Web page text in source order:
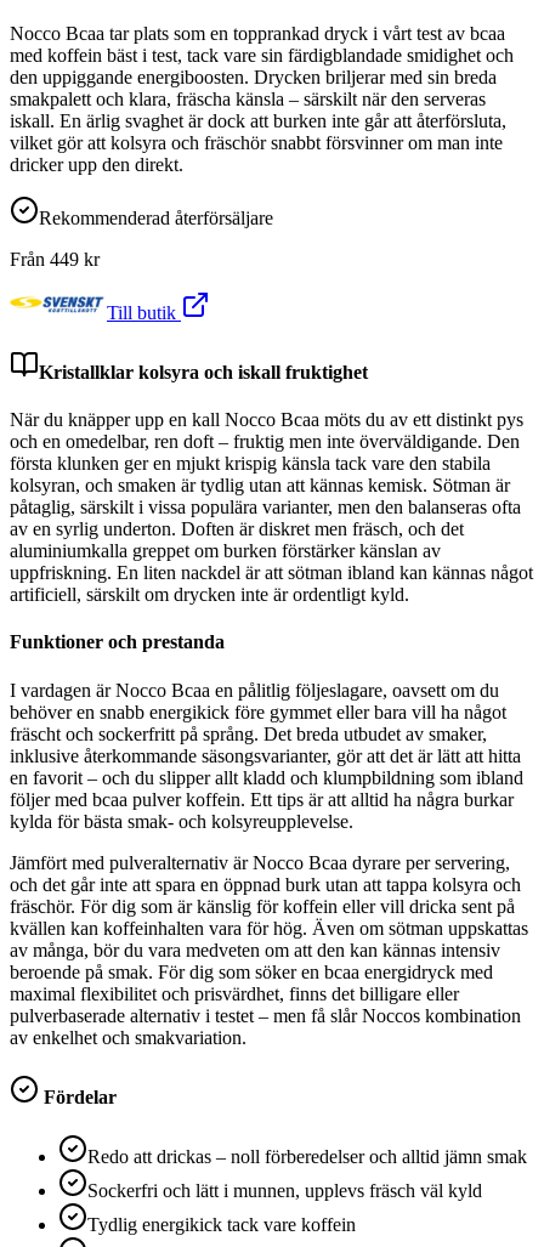
Nocco Bcaa tar plats som en topprankad dryck i vårt test av bcaa
med koffein bäst i test, tack vare sin färdigblandade smidighet och
den uppiggande energiboosten. Drycken briljerar med sin breda
smakpalett och klara, fräscha känsla – särskilt när den serveras
iskall. En ärlig svaghet är dock att burken inte går att återförsluta,
vilket gör att kolsyra och fräschör snabbt försvinner om man inte
dricker upp den direkt.
Rekommenderad återförsäljare
Från 449 kr
Till butik
Kristallklar kolsyra och iskall fruktighet
När du knäpper upp en kall Nocco Bcaa möts du av ett distinkt pys
och en omedelbar, ren doft – fruktig men inte överväldigande. Den
första klunken ger en mjukt krispig känsla tack vare den stabila
kolsyran, och smaken är tydlig utan att kännas kemisk. Sötman är
påtaglig, särskilt i vissa populära varianter, men den balanseras ofta
av en syrlig underton. Doften är diskret men fräsch, och det
aluminiumkalla greppet om burken förstärker känslan av
uppfriskning. En liten nackdel är att sötman ibland kan kännas något
artificiell, särskilt om drycken inte är ordentligt kyld.
Funktioner och prestanda
I vardagen är Nocco Bcaa en pålitlig följeslagare, oavsett om du
behöver en snabb energikick före gymmet eller bara vill ha något
fräscht och sockerfritt på språng. Det breda utbudet av smaker,
inklusive återkommande säsongsvarianter, gör att det är lätt att hitta
en favorit – och du slipper allt kladd och klumpbildning som ibland
följer med bcaa pulver koffein. Ett tips är att alltid ha några burkar
kylda för bästa smak- och kolsyreupplevelse.
Jämfört med pulveralternativ är Nocco Bcaa dyrare per servering,
och det går inte att spara en öppnad burk utan att tappa kolsyra och
fräschör. För dig som är känslig för koffein eller vill dricka sent på
kvällen kan koffeinhalten vara för hög. Även om sötman uppskattas
av många, bör du vara medveten om att den kan kännas intensiv
beroende på smak. För dig som söker en bcaa energidryck med
maximal flexibilitet och prisvärdhet, finns det billigare eller
pulverbaserade alternativ i testet – men få slår Noccos kombination
av enkelhet och smakvariation.
Fördelar
Redo att drickas – noll förberedelser och alltid jämn smak
Sockerfri och lätt i munnen, upplevs fräsch väl kyld
Tydlig energikick tack vare koffein